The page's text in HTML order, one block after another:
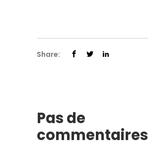
Share:
Pas de
commentaires